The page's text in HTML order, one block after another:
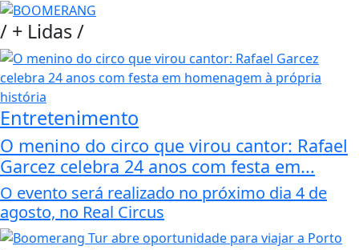
/ + Lidas/
Entretenimento
O menino do circo que virou cantor: Rafael
Garcez celebra 24 anos com festa em...
O evento será realizado no próximo dia 4 de
agosto, no Real Circus